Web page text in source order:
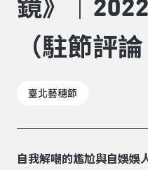
鏡》｜
（駐節評
臺北藝穗節
自我解嘲的尷尬與自娛娛